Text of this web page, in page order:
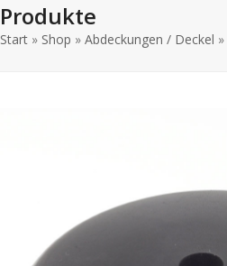
Produkte
Start » Shop » Abdeckungen / Deckel »